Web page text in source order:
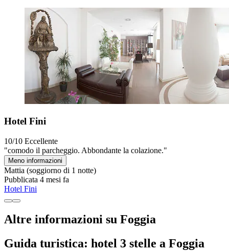
Hotel Fini
10/10 Eccellente
"comodo il parcheggio. Abbondante la colazione."
Meno informazioni
Mattia (soggiorno di 1 notte)
Pubblicata 4 mesi fa
Hotel Fini
Altre informazioni su Foggia
Guida turistica: hotel 3 stelle a Foggia